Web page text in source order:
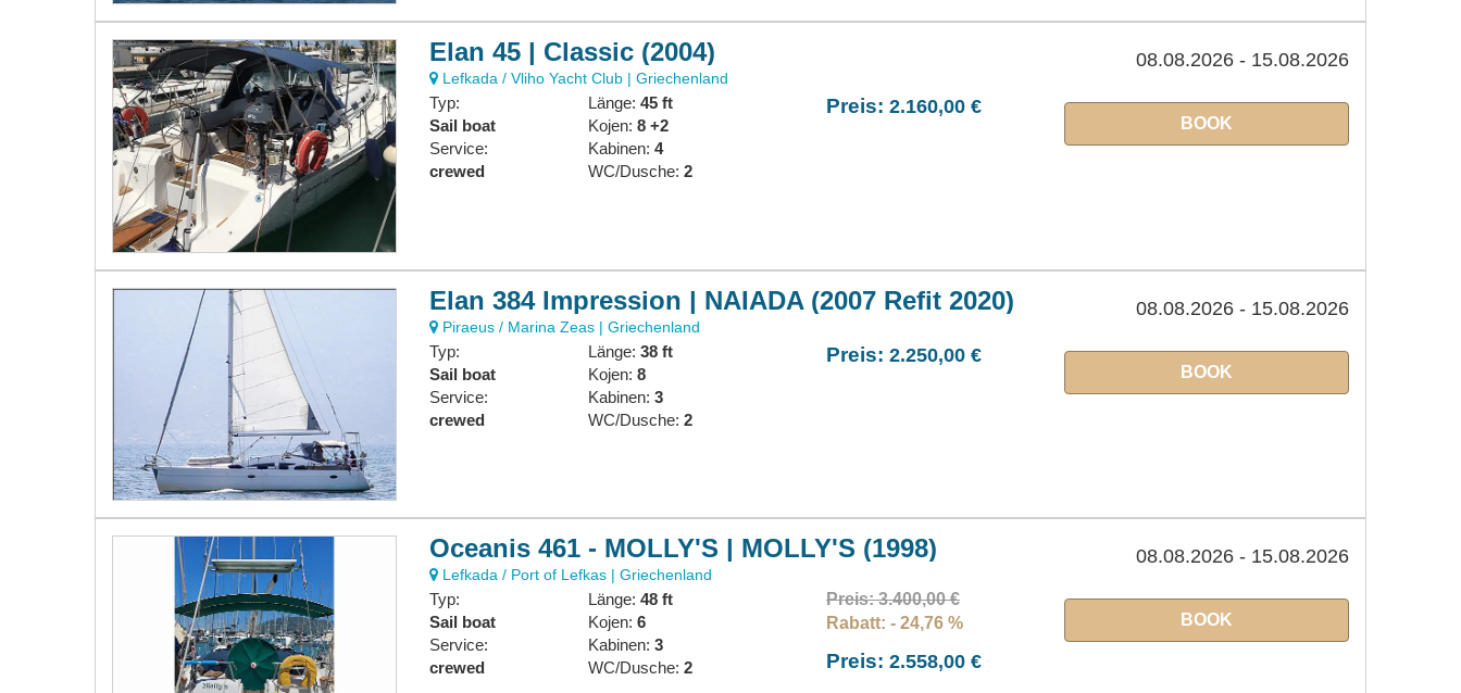
Elan 45 | Classic (2004)
Lefkada / Vliho Yacht Club | Griechenland
08.08.2026 - 15.08.2026
Typ:
Sail boat
Service:
crewed
Länge: 45 ft
Kojen: 8 +2
Kabinen: 4
WC/Dusche: 2
Preis: 2.160,00 €
BOOK
Elan 384 Impression | NAIADA (2007 Refit 2020)
Piraeus / Marina Zeas | Griechenland
08.08.2026 - 15.08.2026
Typ:
Sail boat
Service:
crewed
Länge: 38 ft
Kojen: 8
Kabinen: 3
WC/Dusche: 2
Preis: 2.250,00 €
BOOK
Oceanis 461 - MOLLY'S | MOLLY'S (1998)
Lefkada / Port of Lefkas | Griechenland
08.08.2026 - 15.08.2026
Typ:
Sail boat
Service:
crewed
Länge: 48 ft
Kojen: 6
Kabinen: 3
WC/Dusche: 2
Preis: 3.400,00 €
Rabatt: - 24,76 %
Preis: 2.558,00 €
BOOK